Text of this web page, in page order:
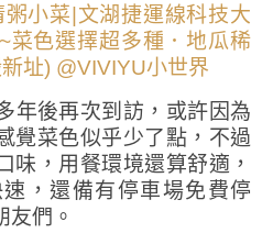
年後再次到訪，或許因為
覺菜色似乎少了點，不過
味，用餐環境還算舒適，
，還備有停車場免費停
友們。